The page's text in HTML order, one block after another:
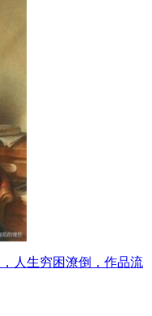
人生穷困潦倒，作品流